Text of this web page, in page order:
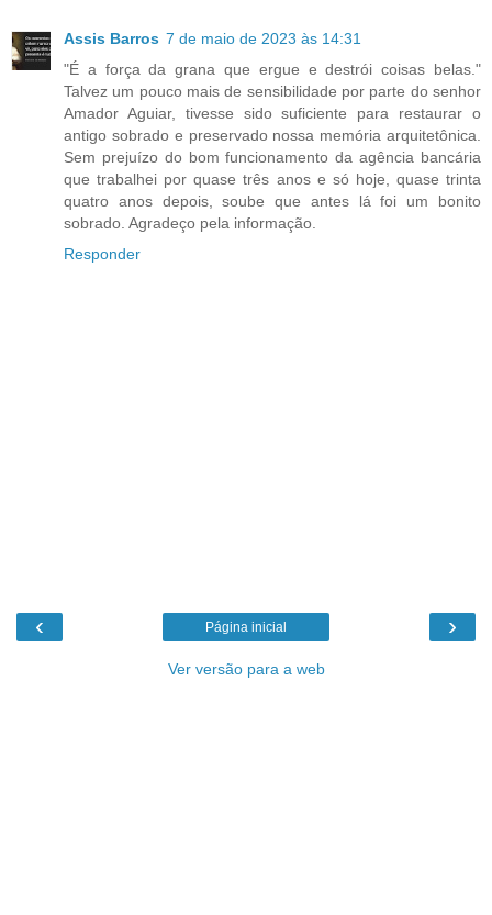
Assis Barros 7 de maio de 2023 às 14:31
"É a força da grana que ergue e destrói coisas belas."
Talvez um pouco mais de sensibilidade por parte do senhor
Amador Aguiar, tivesse sido suficiente para restaurar o
antigo sobrado e preservado nossa memória arquitetônica.
Sem prejuízo do bom funcionamento da agência bancária
que trabalhei por quase três anos e só hoje, quase trinta
quatro anos depois, soube que antes lá foi um bonito
sobrado. Agradeço pela informação.
Responder
‹ ›
Página inicial
Ver versão para a web